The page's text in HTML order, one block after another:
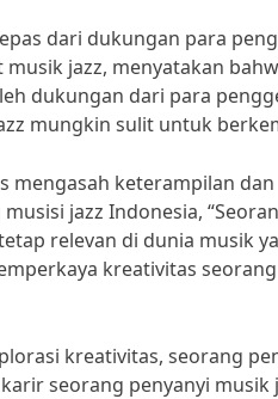
dari dukungan para
jazz, menyatakan
dukungan dari para
mungkin sulit untuk
mengasah keterampilan dan
jazz Indonesia,
relevan di dunia musik
kreativitas
kreativitas, seorang
seorang penyanyi musik